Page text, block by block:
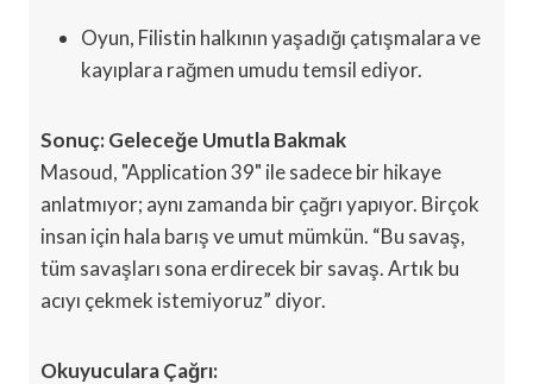
Oyun, Filistin halkının yaşadığı çatışmalara ve
kayıplara rağmen umudu temsil ediyor.
Sonuç: Geleceğe Umutla Bakmak
Masoud, "Application 39" ile sadece bir hikaye
anlatmıyor; aynı zamanda bir çağrı yapıyor. Birçok
insan için hala barış ve umut mümkün. “Bu savaş,
tüm savaşları sona erdirecek bir savaş. Artık bu
acıyı çekmek istemiyoruz” diyor.
Okuyuculara Çağrı: